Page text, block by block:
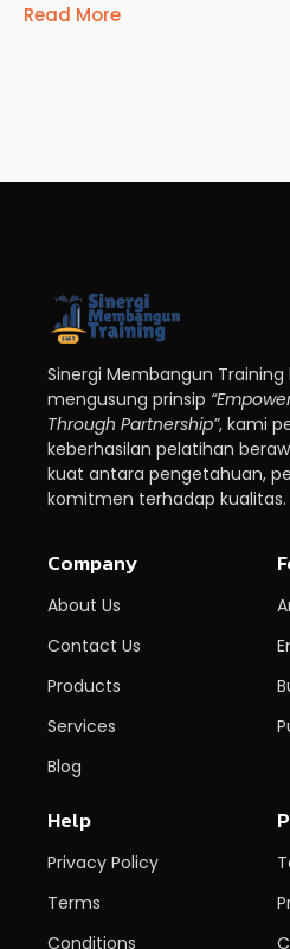
Read More
Sinergi Membangun
mengusung prinsip
Through Partnership”, kami
keberhasilan pelatihan
kuat antara pengetahuan,
komitmen terhadap kualitas.
Company
About Us
Contact Us
Products
Services
Blog
Help
Privacy Policy
Terms
Conditions